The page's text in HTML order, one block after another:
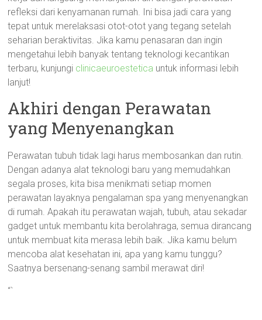
refleksi dari kenyamanan rumah. Ini bisa jadi cara yang
tepat untuk merelaksasi otot-otot yang tegang setelah
seharian beraktivitas. Jika kamu penasaran dan ingin
mengetahui lebih banyak tentang teknologi kecantikan
terbaru, kunjungi clinicaeuroestetica untuk informasi lebih
lanjut!
Akhiri dengan Perawatan
yang Menyenangkan
Perawatan tubuh tidak lagi harus membosankan dan rutin.
Dengan adanya alat teknologi baru yang memudahkan
segala proses, kita bisa menikmati setiap momen
perawatan layaknya pengalaman spa yang menyenangkan
di rumah. Apakah itu perawatan wajah, tubuh, atau sekadar
gadget untuk membantu kita berolahraga, semua dirancang
untuk membuat kita merasa lebih baik. Jika kamu belum
mencoba alat kesehatan ini, apa yang kamu tunggu?
Saatnya bersenang-senang sambil merawat diri!
“`